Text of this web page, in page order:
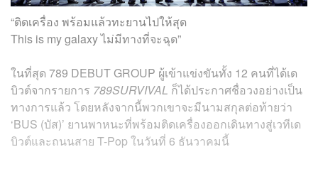
“ติดเครื่อง พร้อมแล้วทะยานไปให้สุด
This is my galaxy ไม่มีทางที่จะฉุด”
ในที่สุด 789 DEBUT GROUP ผู้เข้าแข่งขันทั้ง 12 คนที่ได้เด
บิวต์จากรายการ 789SURVIVAL ก็ได้ประกาศชื่อวงอย่างเป็น
ทางการแล้ว โดยหลังจากนี้พวกเขาจะมีนามสกุลต่อท้ายว่า
‘BUS (บัส)’ ยานพาหนะที่พร้อมติดเครื่องออกเดินทางสู่เวทีเด
บิวต์และถนนสาย T-Pop ในวันที่ 6 ธันวาคมนี้